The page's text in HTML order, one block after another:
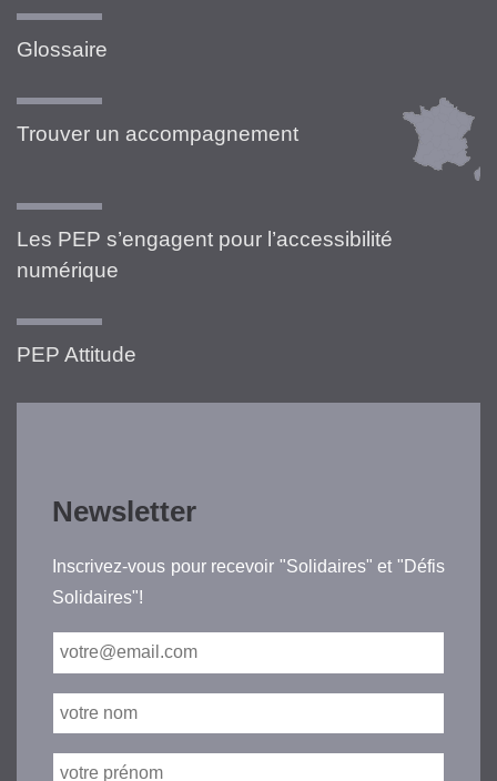
Glossaire
Trouver un accompagnement
Les PEP s’engagent pour l’accessibilité
numérique
PEP Attitude
Newsletter
Inscrivez-vous pour recevoir "Solidaires" et "Défis
Solidaires"!